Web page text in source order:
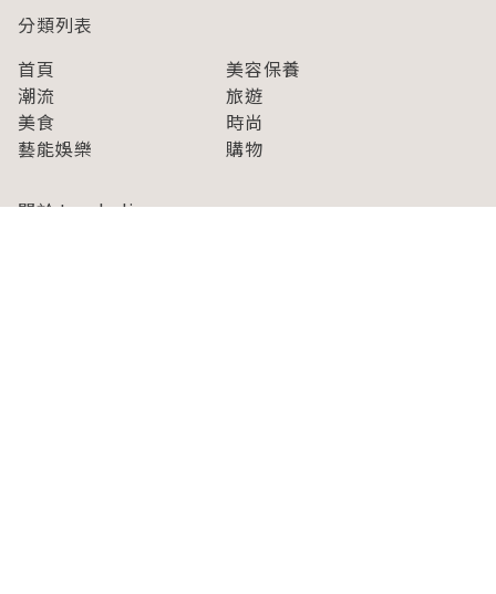
分類列表
首頁
美容保養
潮流
旅遊
美食
時尚
藝能娛樂
購物
關於Japaholic